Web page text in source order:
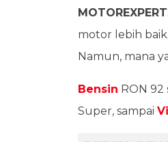
motor lebih
Namun, mana
Bensin RON
Super, sampai